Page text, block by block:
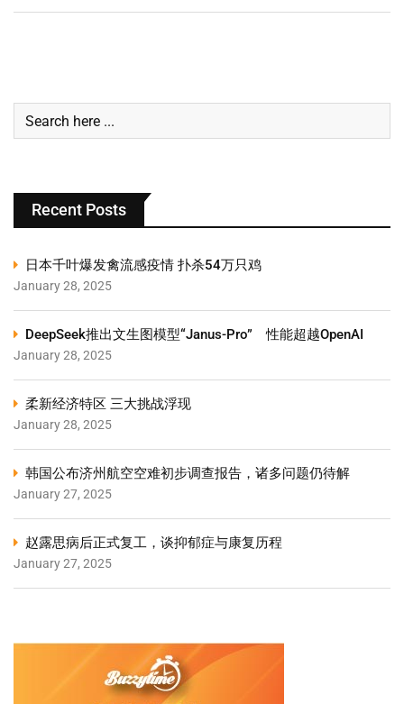
Recent Posts
日本千叶爆发禽流感疫情 扑杀54万只鸡
January 28, 2025
DeepSeek推出文生图模型“Janus-Pro” 性能超越OpenAI
January 28, 2025
柔新经济特区 三大挑战浮现
January 28, 2025
韩国公布济州航空空难初步调查报告，诸多问题仍待解
January 27, 2025
赵露思病后正式复工，谈抑郁症与康复历程
January 27, 2025